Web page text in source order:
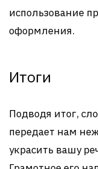
использование
оформления.
Итоги
Подводя итог,
передает нам
украсить вашу